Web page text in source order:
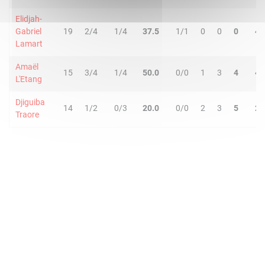
Elidjah-
Gabriel
Lamart
19 2/4 1/4 37.5 1/1 0 0 0 4
Amaël
L'Etang
15 3/4 1/4 50.0 0/0 1 3 4 4
Djiguiba
Traore
14 1/2 0/3 20.0 0/0 2 3 5 2